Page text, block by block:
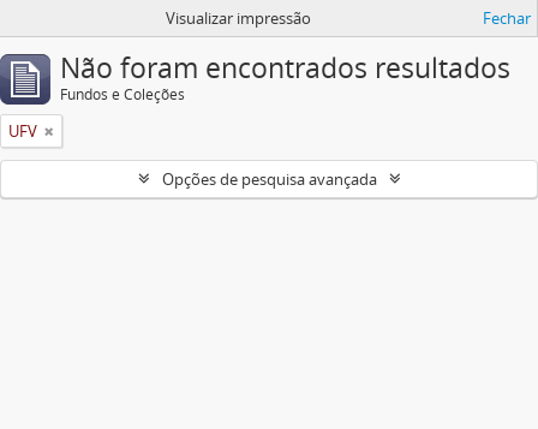
Visualizar impressão Fechar
Não foram encontrados resultados
Fundos e Coleções
UFV
Opções de pesquisa avançada